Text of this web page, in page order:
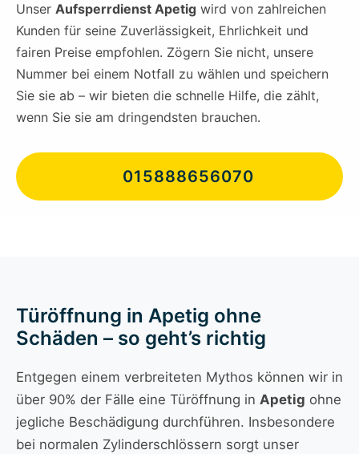
Unser Aufsperrdienst Apetig wird von zahlreichen
Kunden für seine Zuverlässigkeit, Ehrlichkeit und
fairen Preise empfohlen. Zögern Sie nicht, unsere
Nummer bei einem Notfall zu wählen und speichern
Sie sie ab – wir bieten die schnelle Hilfe, die zählt,
wenn Sie sie am dringendsten brauchen.
015888656070
Türöffnung in Apetig ohne
Schäden – so geht’s richtig
Entgegen einem verbreiteten Mythos können wir in
über 90% der Fälle eine Türöffnung in Apetig ohne
jegliche Beschädigung durchführen. Insbesondere
bei normalen Zylinderschlössern sorgt unser